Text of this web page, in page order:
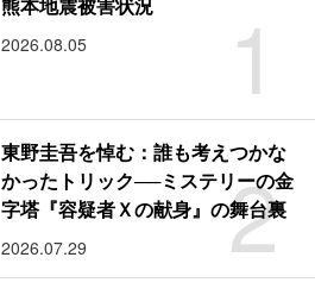
1
2026.08.05
2
東野圭吾を悼む：誰も考えつかな
かったトリック──ミステリーの金
字塔『容疑者Ｘの献身』の舞台裏
2026.07.29